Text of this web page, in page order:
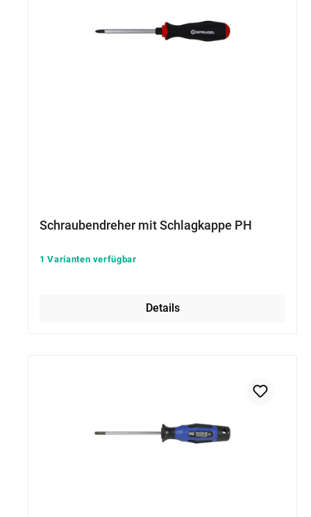
Schraubendreher mit Schlagkappe PH
1 Varianten verfügbar
Details